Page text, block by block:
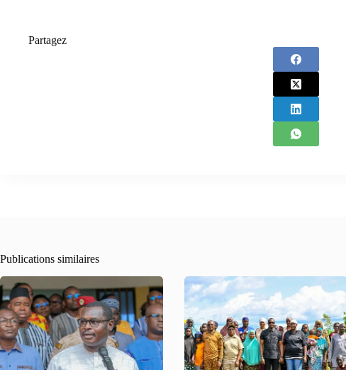
Partagez
Publications similaires